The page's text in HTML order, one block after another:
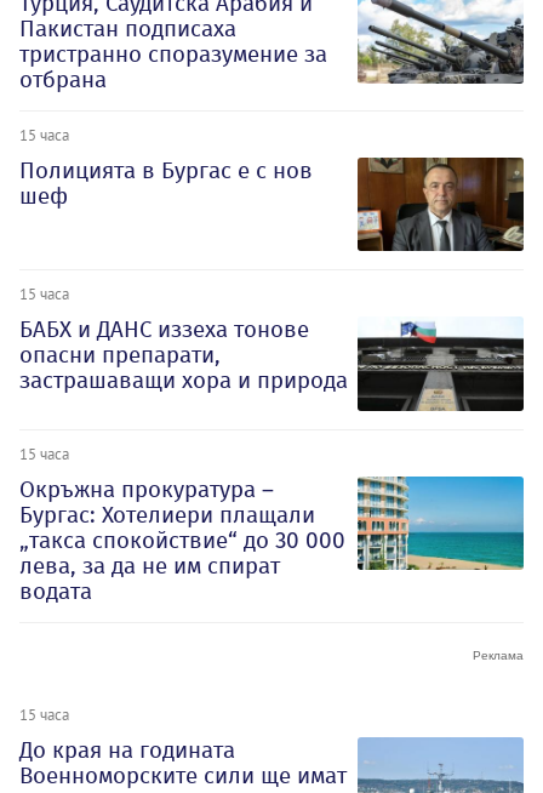
Пакистан подписаха
тристранно споразумение за
отбрана
15 часа
Полицията в Бургас е с нов
шеф
15 часа
БАБХ и ДАНС иззеха тонове
опасни препарати,
застрашаващи хора и природа
15 часа
Окръжна прокуратура –
Бургас: Хотелиери плащали
„такса спокойствие“ до 30 000
лева, за да не им спират
водата
15 часа
До края на годината
Военноморските сили ще имат